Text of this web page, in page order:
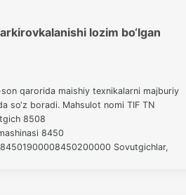
lozim bo‘lgan
qarorida maishiy texnikalarni majburiy
so‘z boradi. Mahsulot nomi TIF TN
8508
8450
Sovutgichlar,